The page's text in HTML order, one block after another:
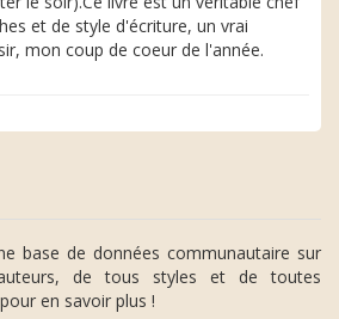
et de style d'écriture, un vrai
mon coup de coeur de l'année.
base de données communautaire sur
de tous styles et de toutes
pour en savoir plus !